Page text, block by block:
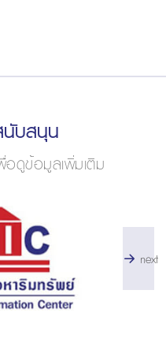
บสนุน
ดูข้อมูลเพิ่มเติม
next